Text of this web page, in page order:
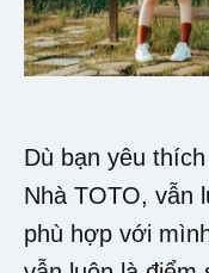
Dù bạn yêu
Nhà TOTO, vẫn
phù hợp với